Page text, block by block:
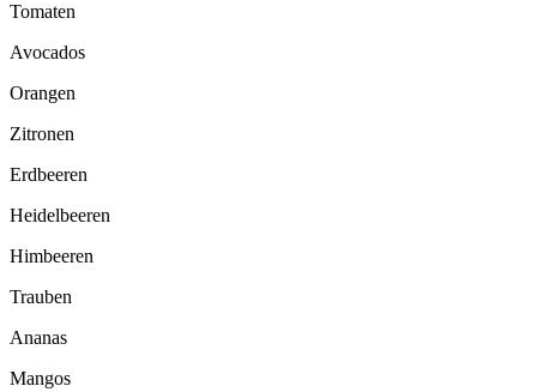
Tomaten
Avocados
Orangen
Zitronen
Erdbeeren
Heidelbeeren
Himbeeren
Trauben
Ananas
Mangos